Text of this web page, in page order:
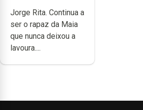
dedicação, gosto
e muita paixão”
Jorge Rita. Continua a
ser o rapaz da Maia
que nunca deixou a
lavoura....